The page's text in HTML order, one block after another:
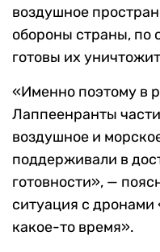
воздушное
обороны страны, по
готовы их
«Именно поэтому в
Лаппеенранты
воздушное и
поддерживали в
готовности», —
ситуация с
какое-то время».